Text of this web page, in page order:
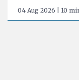
04 Aug 2026 | 10